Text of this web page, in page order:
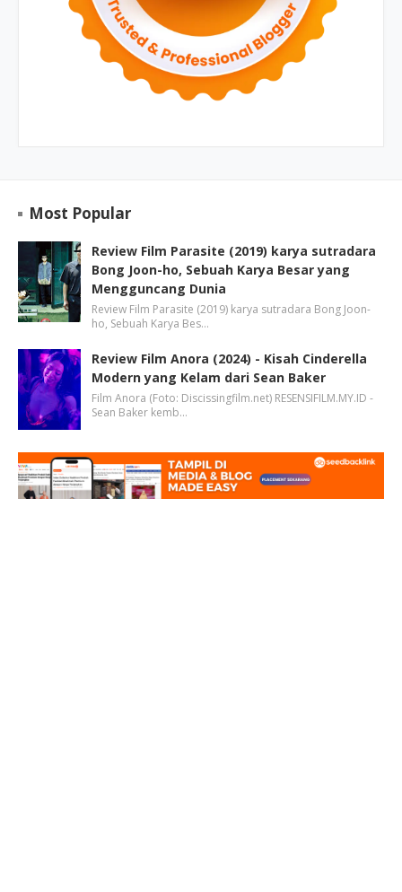
Most Popular
Review Film Parasite (2019) karya sutradara
Bong Joon-ho, Sebuah Karya Besar yang
Mengguncang Dunia
Review Film Parasite (2019) karya sutradara Bong Joon-
ho, Sebuah Karya Bes…
Review Film Anora (2024) - Kisah Cinderella
Modern yang Kelam dari Sean Baker
Film Anora (Foto: Discissingfilm.net) RESENSIFILM.MY.ID -
Sean Baker kemb…